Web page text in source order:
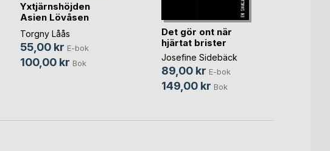
Yxtjärnshöjden
Asien Lövåsen
Fager(...)
Torgny Låås
55,00 kr E-bok
100,00 kr Bok
Det gör ont när
hjärtat brister
Josefine Sidebäck
89,00 kr E-bok
149,00 kr Bok